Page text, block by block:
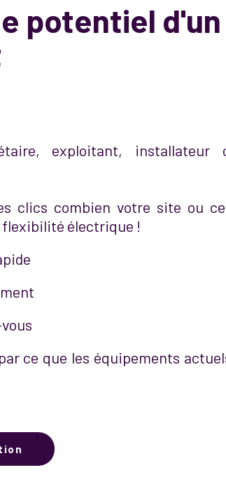
potentiel d'un
exploitant, installateur
clics combien votre site ou
flexibilité électrique !
ce que les équipements